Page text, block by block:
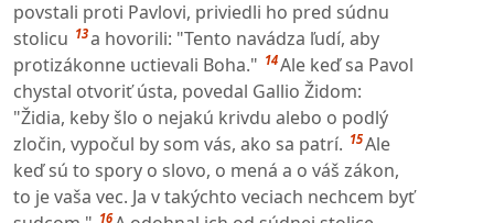
povstali proti Pavlovi, priviedli ho pred súdnu
stolicu 13a hovorili: "Tento navádza ľudí, aby
protizákonne uctievali Boha." 14Ale keď sa Pavol
chystal otvoriť ústa, povedal Gallio Židom:
"Židia, keby šlo o nejakú krivdu alebo o podlý
zločin, vypočul by som vás, ako sa patrí. 15Ale
keď sú to spory o slovo, o mená a o váš zákon,
to je vaša vec. Ja v takýchto veciach nechcem byť
16